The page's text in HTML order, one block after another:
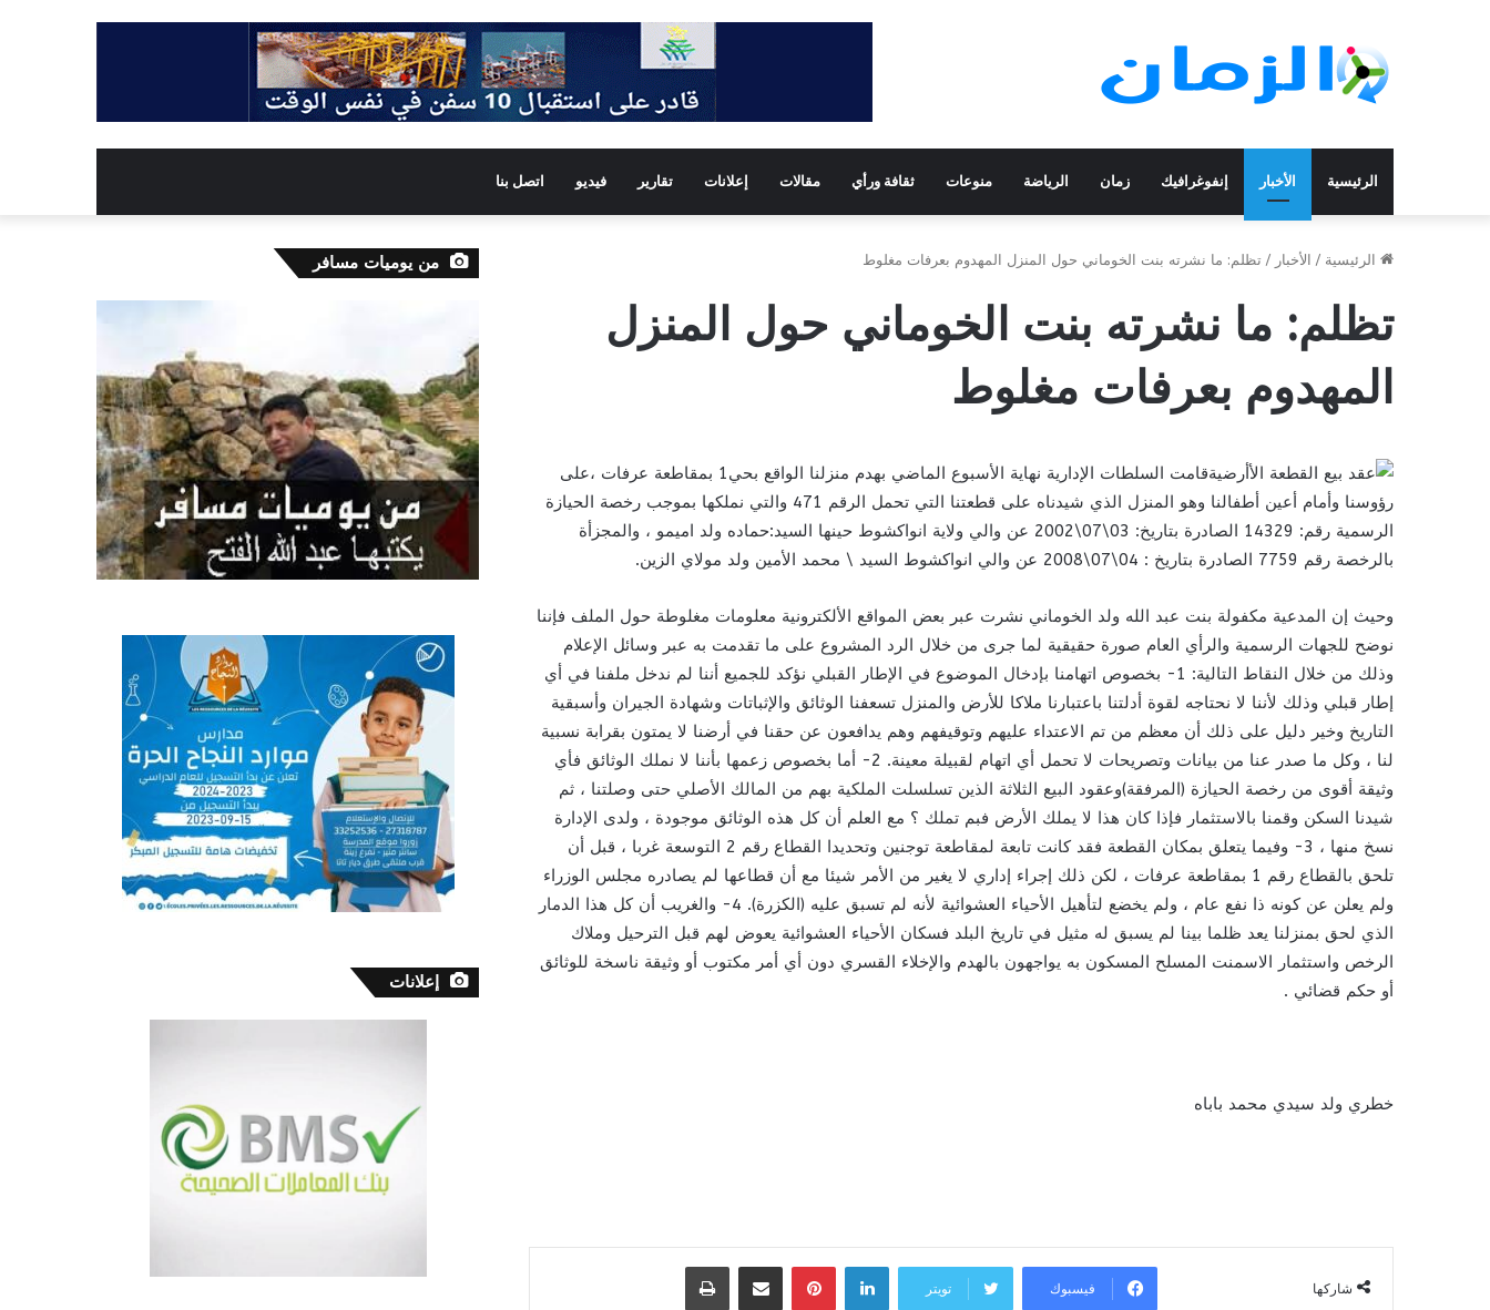
الرئيسية الأخبار إنفوغرافيك زمان الرياضة منوعات ثقافة ورأي مقالات إعلانات تقارير فيديو اتصل بنا
الرئيسية / الأخبار / تظلم: ما نشرته بنت الخوماني حول المنزل المهدوم بعرفات مغلوط
تظلم: ما نشرته بنت الخوماني حول المنزل
المهدوم بعرفات مغلوط
قامت السلطات الإدارية نهاية الأسبوع الماضي بهدم منزلنا الواقع بحي1 بمقاطعة عرفات ،على
رؤوسنا وأمام أعين أطفالنا وهو المنزل الذي شيدناه على قطعتنا التي تحمل الرقم 471 والتي نملكها بموجب رخصة الحيازة
الرسمية رقم: 14329 الصادرة بتاريخ: 03\07\2002 عن والي ولاية انواكشوط حينها السيد:حماده ولد اميمو ، والمجزأة
بالرخصة رقم 7759 الصادرة بتاريخ : 04\07\2008 عن والي انواكشوط السيد \ محمد الأمين ولد مولاي الزين.
وحيث إن المدعية مكفولة بنت عبد الله ولد الخوماني نشرت عبر بعض المواقع الألكترونية معلومات مغلوطة حول الملف فإننا
نوضح للجهات الرسمية والرأي العام صورة حقيقية لما جرى من خلال الرد المشروع على ما تقدمت به عبر وسائل الإعلام
وذلك من خلال النقاط التالية: 1- بخصوص اتهامنا بإدخال الموضوع في الإطار القبلي نؤكد للجميع أننا لم ندخل ملفنا في أي
إطار قبلي وذلك لأننا لا نحتاجه لقوة أدلتنا باعتبارنا ملاكا للأرض والمنزل تسعفنا الوثائق والإثباتات وشهادة الجيران وأسبقية
التاريخ وخير دليل على ذلك أن معظم من تم الاعتداء عليهم وتوقيفهم وهم يدافعون عن حقنا في أرضنا لا يمتون بقرابة نسبية
لنا ، وكل ما صدر عنا من بيانات وتصريحات لا تحمل أي اتهام لقبيلة معينة. 2- أما بخصوص زعمها بأننا لا نملك الوثائق فأي
وثيقة أقوى من رخصة الحيازة (المرفقة)وعقود البيع الثلاثة الذين تسلسلت الملكية بهم من المالك الأصلي حتى وصلتنا ، ثم
شيدنا السكن وقمنا بالاستثمار فإذا كان هذا لا يملك الأرض فبم تملك ؟ مع العلم أن كل هذه الوثائق موجودة ، ولدى الإدارة
نسخ منها ، 3- وفيما يتعلق بمكان القطعة فقد كانت تابعة لمقاطعة توجنين وتحديدا القطاع رقم 2 التوسعة غربا ، قبل أن
تلحق بالقطاع رقم 1 بمقاطعة عرفات ، لكن ذلك إجراء إداري لا يغير من الأمر شيئا مع أن قطاعها لم يصادره مجلس الوزراء
ولم يعلن عن كونه ذا نفع عام ، ولم يخضع لتأهيل الأحياء العشوائية لأنه لم تسبق عليه (الكزرة). 4- والغريب أن كل هذا الدمار
الذي لحق بمنزلنا يعد ظلما بينا لم يسبق له مثيل في تاريخ البلد فسكان الأحياء العشوائية يعوض لهم قبل الترحيل وملاك
الرخص واستثمار الاسمنت المسلح المسكون به يواجهون بالهدم والإخلاء القسري دون أي أمر مكتوب أو وثيقة ناسخة للوثائق
أو حكم قضائي .
خطري ولد سيدي محمد باباه
شاركها فيسبوك تويتر
لينكدإن بينتيريستمشاركة عبر البريد طباعة
من يوميات مسافر
إعلانات